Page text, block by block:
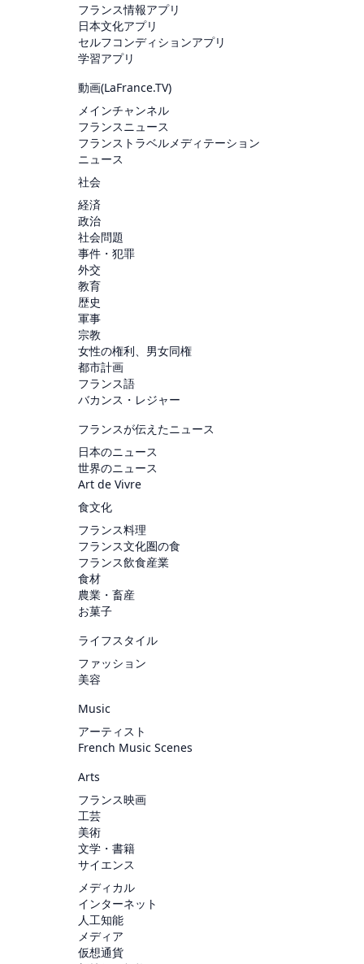
フランス情報アプリ
日本文化アプリ
セルフコンディションアプリ
学習アプリ
動画(LaFrance.TV)
メインチャンネル
フランスニュース
フランストラベルメディテーション
ニュース
社会
経済
政治
社会問題
事件・犯罪
外交
教育
歴史
軍事
宗教
女性の権利、男女同権
都市計画
フランス語
バカンス・レジャー
フランスが伝えたニュース
日本のニュース
世界のニュース
Art de Vivre
食文化
フランス料理
フランス文化圏の食
フランス飲食産業
食材
農業・畜産
お菓子
ライフスタイル
ファッション
美容
Music
アーティスト
French Music Scenes
Arts
フランス映画
工芸
美術
文学・書籍
サイエンス
メディカル
インターネット
人工知能
メディア
仮想通貨